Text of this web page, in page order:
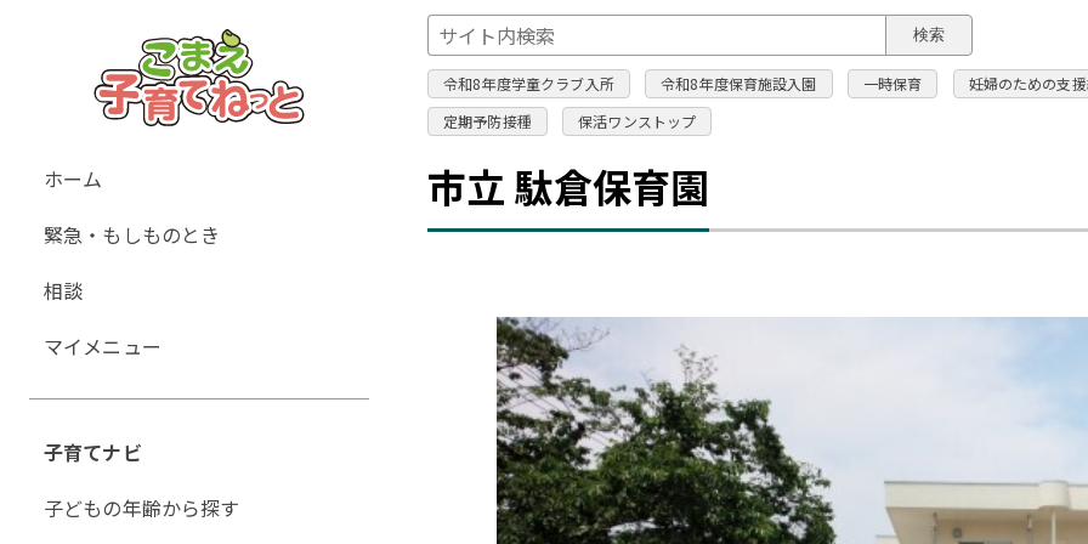
このページの本文へ
検索
令和8年度学童クラブ入所 令和8年度保育施設入園 一時保育
妊婦のための支
定期予防接種
保活ワンストップ
市立 駄倉保育園
グ
ー
ル
ナ
ゲ
シ
ョ
ホーム
緊急・もしものとき
相談
マイメニュー
子育てナビ
子どもの年齢から探す